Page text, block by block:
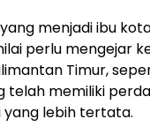
menjadi ibu
perlu mengejar
Timur,
telah memiliki
lebih tertata.